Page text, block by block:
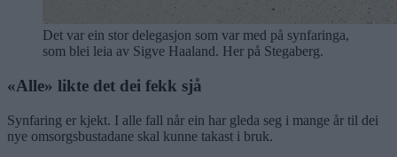
Det var ein stor delegasjon som var med på synfaringa,
som blei leia av Sigve Haaland. Her på Stegaberg.
«Alle» likte det dei fekk sjå
Synfaring er kjekt. I alle fall når ein har gleda seg i mange år til dei
nye omsorgsbustadane skal kunne takast i bruk.